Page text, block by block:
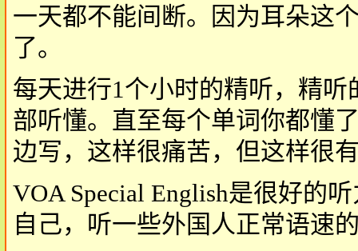
一天都不能间断。因为耳朵这
了。
每天进行1个小时的精听，精
部听懂。直至每个单词你都懂
边写，这样很痛苦，但这样很
VOA Special English是很好的
自己，听一些外国人正常语速